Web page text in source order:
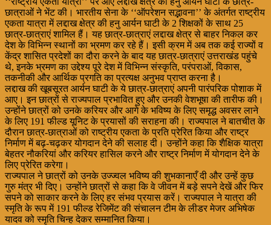
छात्राओं ने भेंट की। भारतीय सेना के ‘‘ऑपरेशन सद्भावना’’ के अंतर्गत राष्ट्रीय
एकता यात्रा में लद्दाख क्षेत्र की हनु आर्यन घाटी के 2 शिक्षकों के साथ 25
छात्र-छात्राएं शामिल हैं। यह छात्र-छात्राएं लद्दाख क्षेत्र से बाहर निकल कर
देश के विभिन्न स्थानों का भ्रमण कर रहे हैं। इसी क्रम में अब तक कई राज्यों व
केंद्र शासित प्रदेशों का दौरा करने के बाद यह छात्र-छात्राएं उत्तराखंड पहुंचे
थे, इनके भ्रमण का उद्देश्य पूरे देश में विभिन्न संस्कृति, परंपराओं, विकास,
तकनीकी और आर्थिक प्रगति का प्रत्यक्ष अनुभव प्राप्त करना है।
लद्दाख की खूबसूरत आर्यन घाटी के ये छात्र-छात्राएं अपनी पारंपरिक पोशाक में
आए। इन छात्रों से राज्यपाल प्रभावित हुए और उनकी वेशभूषा की तारीफ की।
उन्होंने छात्रों को उनके करियर और आगे के भविष्य के लिए समृद्ध अवसर लाने
के लिए 191 फील्ड यूनिट के प्रयासों की सराहना की। राज्यपाल ने बातचीत के
दौरान छात्र-छात्राओं को राष्ट्रीय एकता के प्रति प्रेरित किया और राष्ट्र
निर्माण में बढ़-चढ़कर योगदान देने की सलाह दी। उन्होंने कहा कि शैक्षिक यात्रा
बेहतर नौकरियां और करियर हासिल करने और राष्ट्र निर्माण में योगदान देने के
लिए प्रेरित करेगा।
राज्यपाल ने छात्रों को उनके उज्ज्वल भविष्य की शुभकानाएँ दी और उन्हें कुछ
गुरु मंत्र भी दिए। उन्होंने छात्रों से कहा कि वे जीवन में बड़े सपने देखें और फिर
सपने को साकार करने के लिए हर संभव प्रयास करें। राज्यपाल ने यात्रा की
स्मृति के रूप में 191 फील्ड रेजिमेंट की संचालन टीम के लीडर मेजर अभिषेक
यादव को स्मृति चिन्ह देकर सम्मानित किया।